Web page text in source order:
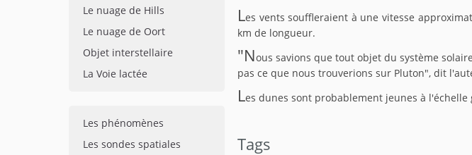
Le nuage de Hills
Le nuage de Oort
Objet interstellaire
La Voie lactée
Les phénomènes
Les sondes spatiales
Les vents souffleraient à une vitesse
km de longueur.
"Nous savions que tout objet du système
pas ce que nous trouverions sur Pluton", dit
Les dunes sont probablement jeunes à
Tags